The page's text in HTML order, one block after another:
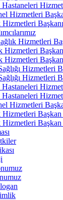
Hizmetleri
Hizmetleri Başkanı
Hizmetleri
Hizmetleri Başkan
Hizmetleri Başkan
Hizmetleri
Hizmetleri
Hizmetleri
Hizmetleri Başkan
Hizmetleri Başkan